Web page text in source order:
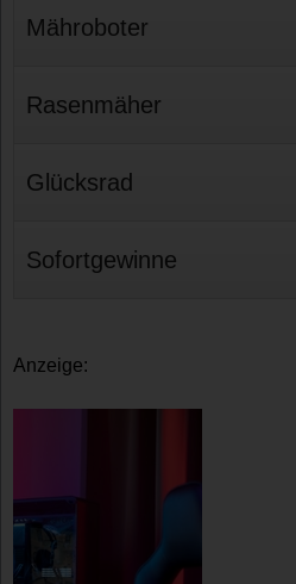
Mähroboter
Rasenmäher
Glücksrad
Sofortgewinne
Anzeige: